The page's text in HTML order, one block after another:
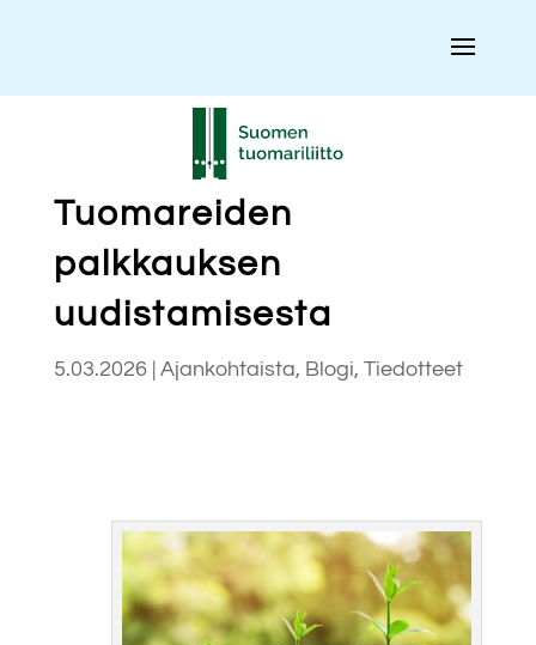
Tuomareiden
palkkauksen
uudistamisesta
5.03.2026| Ajankohtaista, Blogi, Tiedotteet